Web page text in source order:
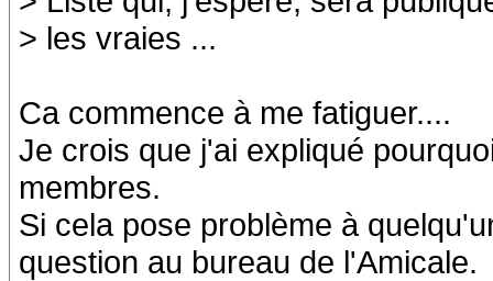
> les vraies ...
Ca commence à me fatiguer....
Je crois que j'ai expliqué
membres.
Si cela pose problème à
question au bureau de l'Amicale.